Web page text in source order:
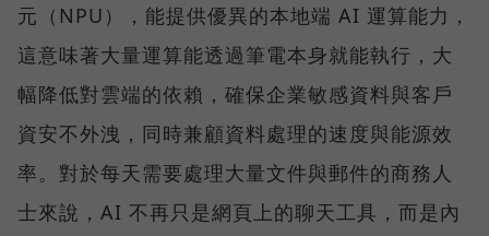
元（NPU），能提供優異的本地端 AI 運算能力，
這意味著大量運算能透過筆電本身就能執行，大
幅降低對雲端的依賴，確保企業敏感資料與客戶
資安不外洩，同時兼顧資料處理的速度與能源效
率。對於每天需要處理大量文件與郵件的商務人
士來說，AI 不再只是網頁上的聊天工具，而是內